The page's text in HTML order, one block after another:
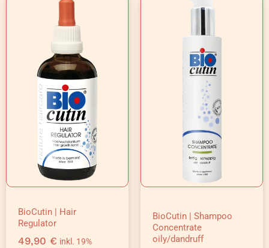
BioCutin | Hair
Regulator
49,90 € inkl. 19%
BioCutin | Shampoo
Concentrate
oily/dandruff